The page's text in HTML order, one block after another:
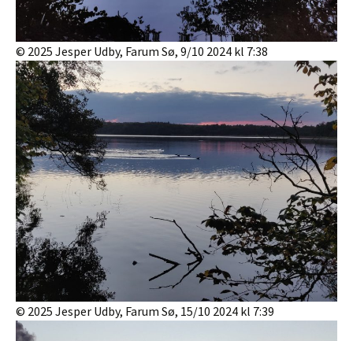
© 2025 Jesper Udby, Farum Sø, 9/10 2024 kl 7:38
© 2025 Jesper Udby, Farum Sø, 15/10 2024 kl 7:39